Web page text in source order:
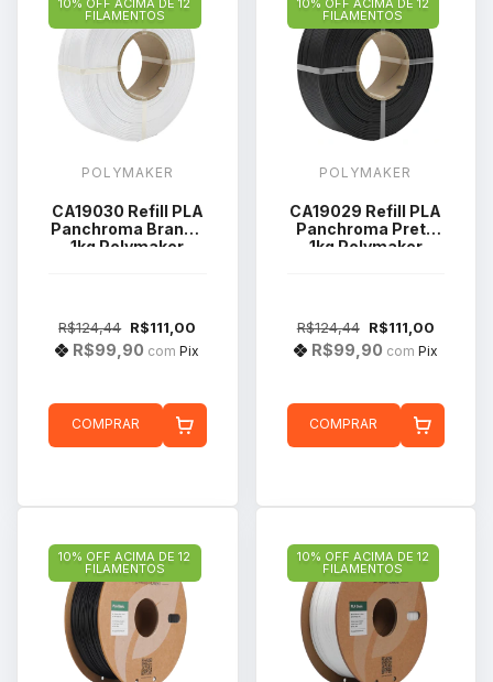
10% OFF ACIMA DE 12
FILAMENTOS
POLYMAKER
CA19030 Refill PLA
Panchroma Branco
1kg Polymaker
R$124,44 R$111,00
R$99,90 com Pix
COMPRAR
10% OFF ACIMA DE 12
FILAMENTOS
POLYMAKER
CA19029 Refill PLA
Panchroma Preto
1kg Polymaker
R$124,44 R$111,00
R$99,90 com Pix
COMPRAR
10% OFF ACIMA DE 12
FILAMENTOS
10% OFF ACIMA DE 12
FILAMENTOS